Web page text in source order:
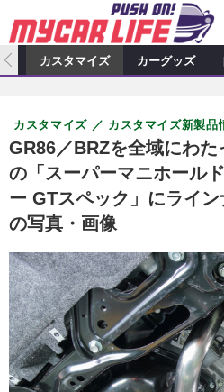
カーオーディオ
プロショップ検索
カーオーディオニュース
その他
カスタマイズ特集記事
カスタマイズニュース
カーグッズ
カーグッズ特集記事
カーグッズニュース
自動車
ニュース
スクープ
アクセスランキング
カスタマイズ カーグッズ
GR86／BRZを全域にわ
の「スーパーマニホール
ー GTスペック」にライ
の写真・画像
カスタマイズ カスタマイズ新製品